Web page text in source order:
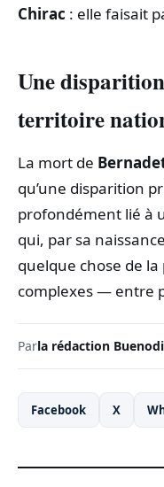
Chirac : elle faisait
Une
territoire
La mort de
qu’une disparition
profondément lié à
qui, par sa
quelque chose de
complexes — entre
Parla rédaction
Facebook X